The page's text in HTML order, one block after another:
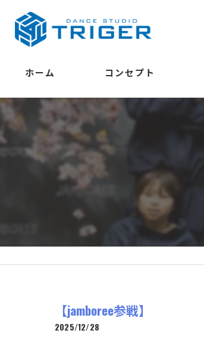
ホーム コンセプト
学べること
【jamboree参戦】
2025/12/28